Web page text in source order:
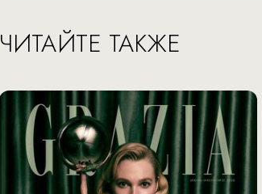
ЧИТАЙТЕ ТАКЖЕ